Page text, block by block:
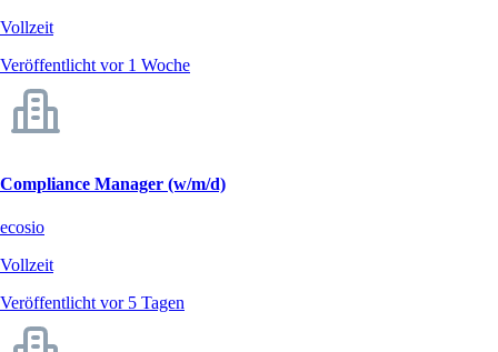
Vollzeit
Veröffentlicht vor 1 Woche
Compliance Manager (w/m/d)
ecosio
Vollzeit
Veröffentlicht vor 5 Tagen